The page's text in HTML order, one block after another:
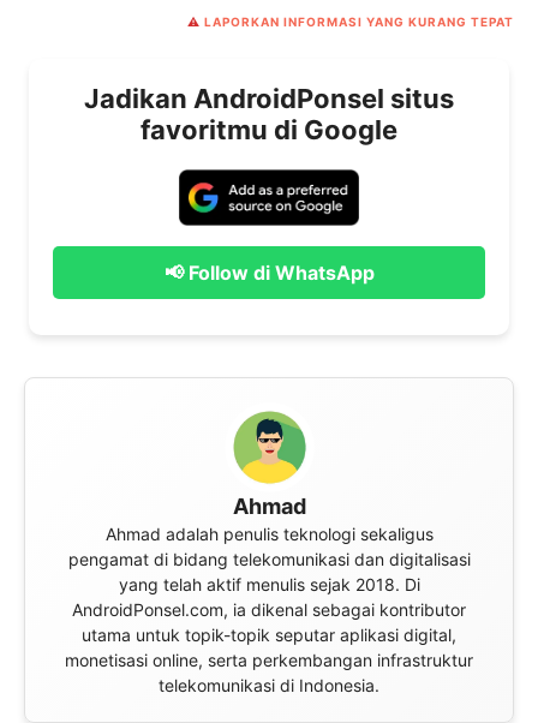
⚠️ LAPORKAN INFORMASI YANG KURANG TEPAT
Jadikan AndroidPonsel situs
favoritmu di Google
📢 Follow di WhatsApp
Ahmad
Ahmad adalah penulis teknologi sekaligus
pengamat di bidang telekomunikasi dan digitalisasi
yang telah aktif menulis sejak 2018. Di
AndroidPonsel.com, ia dikenal sebagai kontributor
utama untuk topik-topik seputar aplikasi digital,
monetisasi online, serta perkembangan infrastruktur
telekomunikasi di Indonesia.